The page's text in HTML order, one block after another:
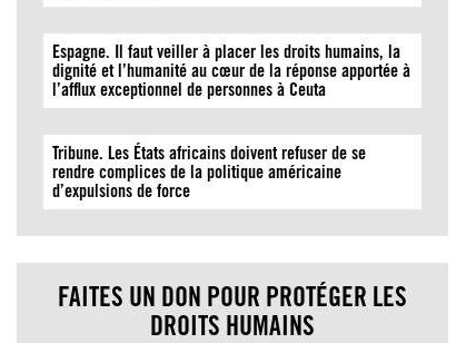
Espagne. Il faut veiller à placer les droits humains, la
dignité et l’humanité au cœur de la réponse apportée à
l’afflux exceptionnel de personnes à Ceuta
Tribune. Les États africains doivent refuser de se
rendre complices de la politique américaine
d’expulsions de force
FAITES UN DON POUR PROTÉGER LES
DROITS HUMAINS